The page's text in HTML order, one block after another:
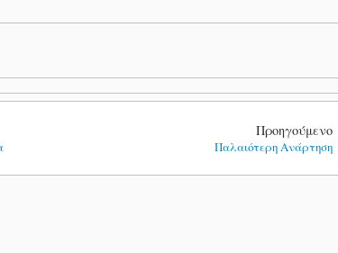
Προηγούμενο
Παλαιότερη Ανάρτηση